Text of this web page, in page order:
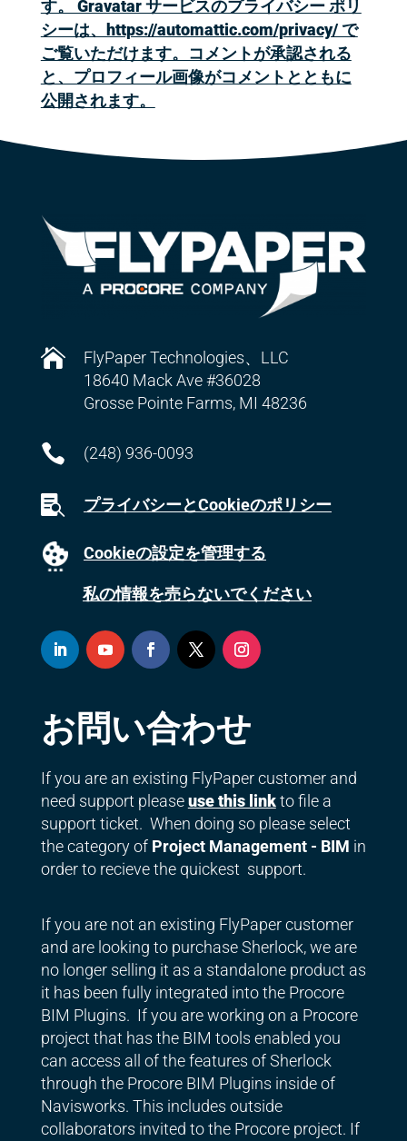
す。 Gravatar サービスのプライバシー ポリ
シーは、https://automattic.com/privacy/ で
ご覧いただけます。コメントが承認される
と、プロフィール画像がコメントとともに
公開されます。

FlyPaper Technologies、LLC
18640 Mack Ave #36028
Grosse Pointe Farms, MI 48236
 (248) 936-0093
 プライバシーとCookieのポリシー
Cookieの設定を管理する
私の情報を売らないでください
お問い合わせ
If you are an existing FlyPaper customer and
need support pleaseuse this linkto file a
support ticket. When doing so please select
the category of Project Management - BIM in
order to recieve the quickest support.
If you are not an existing FlyPaper customer
and are looking to purchase Sherlock, we are
no longer selling it as a standalone product as
it has been fully integrated into the Procore
BIM Plugins. If you are working on a Procore
project that has the BIM tools enabled you
can access all of the features of Sherlock
through the Procore BIM Plugins inside of
Navisworks. This includes outside
collaborators invited to the Procore project. If